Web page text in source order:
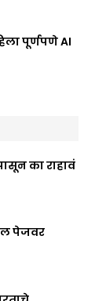
पूर्णपणे AI
का राहावं
पेजवर